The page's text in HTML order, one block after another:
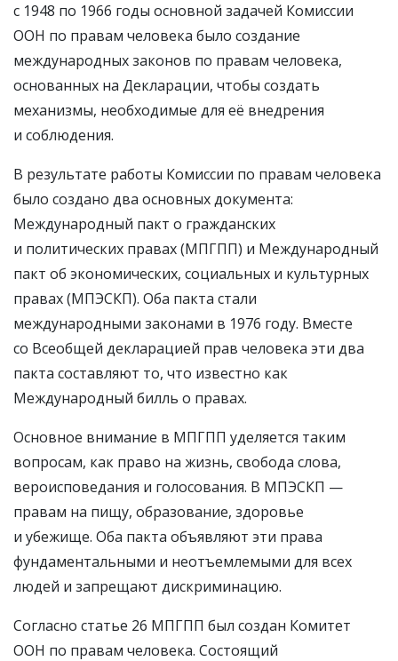
с 1948 по 1966 годы основной задачей Комиссии
ООН по правам человека было создание
международных законов по правам человека,
основанных на Декларации, чтобы создать
механизмы, необходимые для её внедрения
и соблюдения.
В результате работы Комиссии по правам человека
было создано два основных документа:
Международный пакт о гражданских
и политических правах (МПГПП) и Международный
пакт об экономических, социальных и культурных
правах (МПЭСКП). Оба пакта стали
международными законами в 1976 году. Вместе
со Всеобщей декларацией прав человека эти два
пакта составляют то, что известно как
Международный билль о правах.
Основное внимание в МПГПП уделяется таким
вопросам, как право на жизнь, свобода слова,
вероисповедания и голосования. В МПЭСКП —
правам на пищу, образование, здоровье
и убежище. Оба пакта объявляют эти права
фундаментальными и неотъемлемыми для всех
людей и запрещают дискриминацию.
Согласно статье 26 МПГПП был создан Комитет
ООН по правам человека. Состоящий